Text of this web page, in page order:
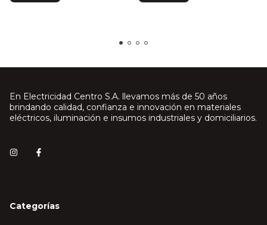
En Electricidad Centro S.A. llevamos más de 50 años
brindando calidad, confianza e innovación en materiales
eléctricos, iluminación e insumos industriales y domiciliarios.
Categorías